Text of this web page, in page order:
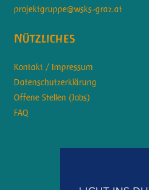
projektgruppe@wsks-graz.at
Nützliches
Kontakt / Impressum
Datenschutzerklärung
Offene Stellen (Jobs)
FAQ